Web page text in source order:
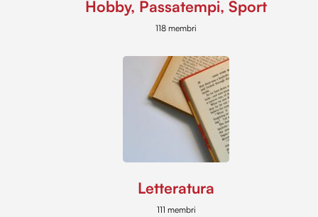
Hobby, Passatempi, Sport
118 membri
Letteratura
111 membri